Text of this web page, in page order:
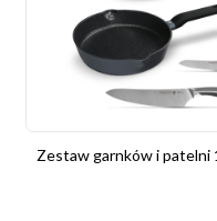
Zestaw garnków i patelni